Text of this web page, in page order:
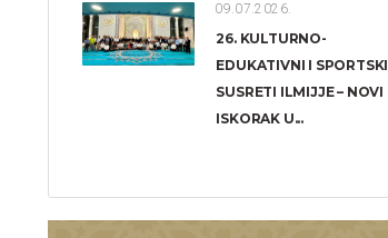
09.07.2026.
26. KULTURNO-
EDUKATIVNI I SPORTSKI
SUSRETI ILMIJJE – NOVI
ISKORAK U...